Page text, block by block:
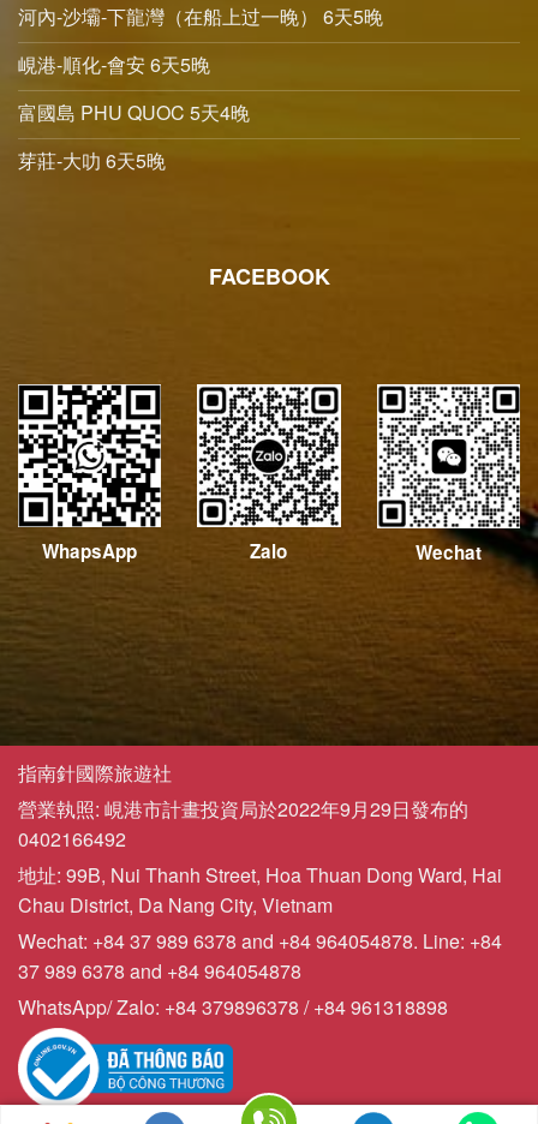
河內-沙壩-下龍灣（在船上过一晚） 6天5晚
峴港-順化-會安 6天5晚
富國島 PHU QUOC 5天4晚
芽莊-大叻 6天5晚
FACEBOOK
WhapsApp Zalo Wechat
指南針國際旅遊社
營業執照: 峴港市計畫投資局於2022年9月29日發布的
0402166492
地址: 99B, Nui Thanh Street, Hoa Thuan Dong Ward, Hai
Chau District, Da Nang City, Vietnam
Wechat: +84 37 989 6378 and +84 964054878. Line: +84
37 989 6378 and +84 964054878
WhatsApp/ Zalo: +84 379896378 / +84 961318898